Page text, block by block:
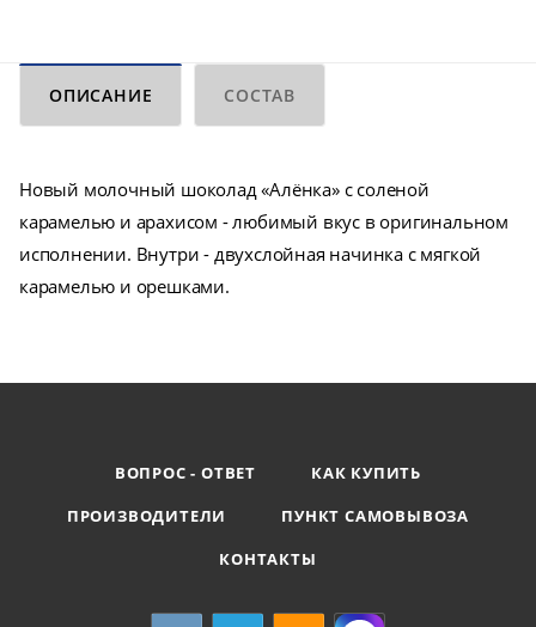
ОПИСАНИЕ СОСТАВ
Новый молочный шоколад «Алёнка» с соленой
карамелью и арахисом - любимый вкус в оригинальном
исполнении. Внутри - двухслойная начинка с мягкой
карамелью и орешками.
ВОПРОС - ОТВЕТ
КАК КУПИТЬ
ПРОИЗВОДИТЕЛИ
ПУНКТ САМОВЫВОЗА
КОНТАКТЫ